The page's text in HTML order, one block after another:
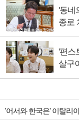
'동네
종로
'편스
살구
'어서와 한국은' 이탈리